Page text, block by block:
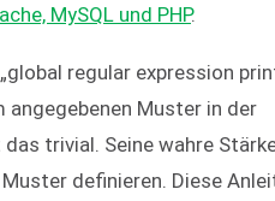
MySQL und PHP.
regular expression
angegebenen Muster in der
trivial. Seine wahre
definieren. Diese